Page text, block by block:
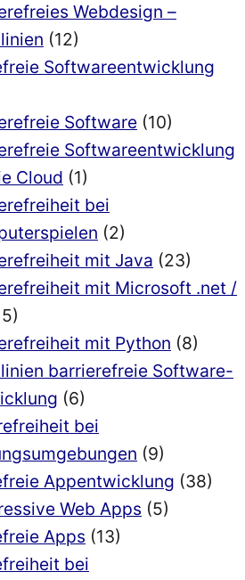
Webdesign –
(12)
Softwareentwicklung
Software (10)
Softwareentwicklung
Cloud (1)
bei
(2)
mit Java (23)
mit Microsoft .net /
mit Python (8)
barrierefreie Software-
(6)
bei
(9)
Appentwicklung (38)
Web Apps (5)
Apps (13)
bei